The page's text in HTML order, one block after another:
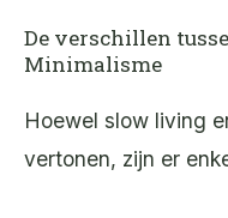
De verschillen
Minimalisme
Hoewel slow living
vertonen, zijn er